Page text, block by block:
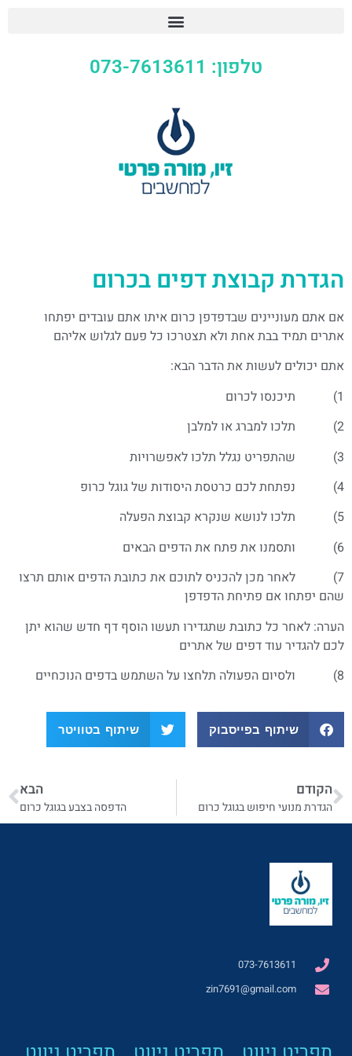
טלפון: 073-7613611
הגדרת קבוצת דפים בכרום
אם אתם מעוניינים שבדפדפן כרום איתו אתם עובדים יפתחו
אתרים תמיד בבת אחת ולא תצטרכו כל פעם לגלוש אליהם
אתם יכולים לעשות את הדבר הבא:
1) תיכנסו לכרום
2) תלכו למברג או למלבן
3) שהתפריט נגלל תלכו לאפשרויות
4) נפתחת לכם כרטסת היסודות של גוגל כרופ
5) תלכו לנושא שנקרא קבוצת הפעלה
6) ותסמנו את פתח את הדפים הבאים
7) לאחר מכן להכניס לתוכם את כתובת הדפים אותם תרצו
שהם יפתחו אם פתיחת הדפדפן
הערה: לאחר כל כתובת שתגדירו תעשו הוסף דף חדש שהוא יתן
לכם להגדיר עוד דפים של אתרים
8) ולסיום הפעולה תלחצו על השתמש בדפים הנוכחיים
שיתוף בפייסבוק שיתוף בטוויטר
הקודם
הגדרת מנועי חיפוש בגוגל כרום
הבא
הדפסה בצבע בגוגל כרום
073-7613611
zin7691@gmail.com